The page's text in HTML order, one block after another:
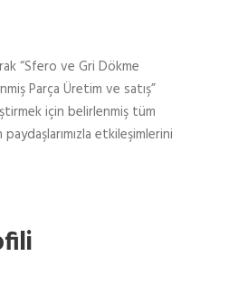
“Sfero ve Gri Dökme
Parça Üretim ve satış”
için belirlenmiş tüm
etkileşimlerini